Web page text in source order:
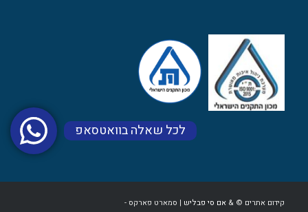
קידום אתרים © & אם סי פבליש | סמארט פארקס -
לכל שאלה בוואטסאפ